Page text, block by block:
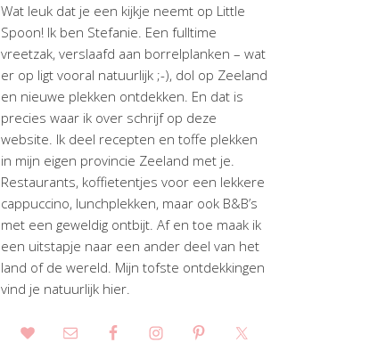
Wat leuk dat je een kijkje neemt op Little
Spoon! Ik ben Stefanie. Een fulltime
vreetzak, verslaafd aan borrelplanken – wat
er op ligt vooral natuurlijk ;-), dol op Zeeland
en nieuwe plekken ontdekken. En dat is
precies waar ik over schrijf op deze
website. Ik deel recepten en toffe plekken
in mijn eigen provincie Zeeland met je.
Restaurants, koffietentjes voor een lekkere
cappuccino, lunchplekken, maar ook B&B’s
met een geweldig ontbijt. Af en toe maak ik
een uitstapje naar een ander deel van het
land of de wereld. Mijn tofste ontdekkingen
vind je natuurlijk hier.